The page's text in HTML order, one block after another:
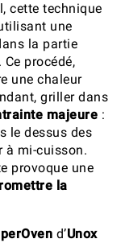
cette technique
une
la partie
procédé,
une chaleur
griller dans
majeure :
le dessus des
à mi-cuisson.
provoque une
la
d’Unox